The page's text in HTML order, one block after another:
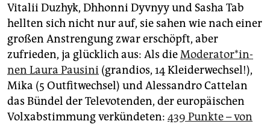
Vitalii Duzhyk, Dhhonni Dyvnyy und Sasha Tab
hellten sich nicht nur auf, sie sahen wie nach einer
großen Anstrengung zwar erschöpft, aber
zufrieden, ja glücklich aus: Als dieMo­de­ra­to­r*in­
nen Laura Pausini (grandios, 14 Kleiderwechsel!),
Mika (5 Outfitwechsel) und Alessandro Cattelan
das Bündel der Televotenden, der europäischen
Volxabstimmung verkündeten: 439 Punkte – von